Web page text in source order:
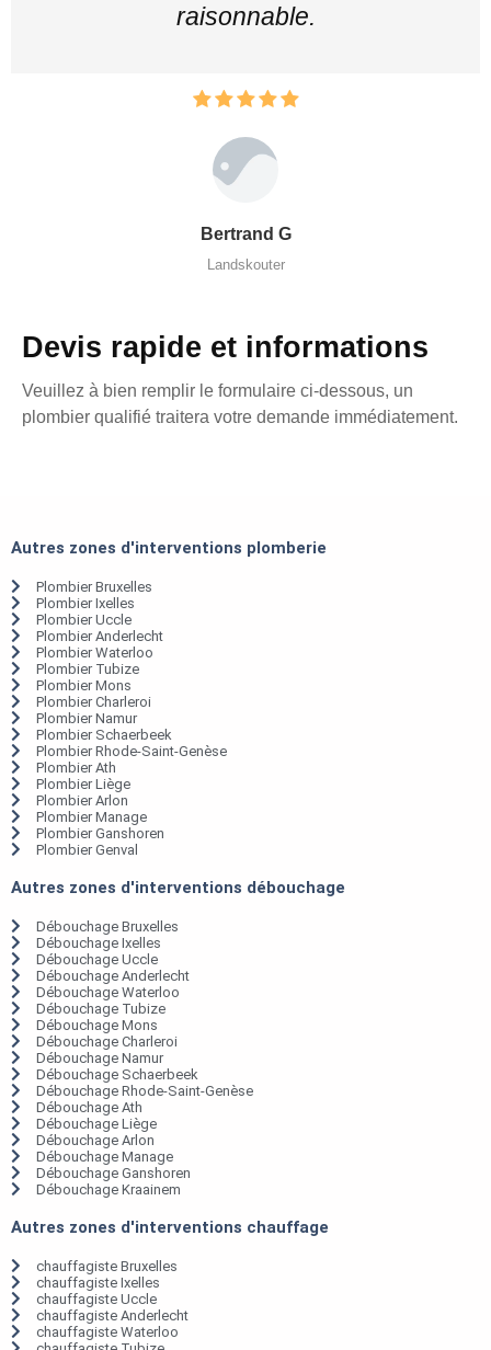
raisonnable.
Bertrand G
Landskouter
Devis rapide et informations
Veuillez à bien remplir le formulaire ci-dessous, un
plombier qualifié traitera votre demande immédiatement.
Autres zones d'interventions plomberie
Plombier Bruxelles
Plombier Ixelles
Plombier Uccle
Plombier Anderlecht
Plombier Waterloo
Plombier Tubize
Plombier Mons
Plombier Charleroi
Plombier Namur
Plombier Schaerbeek
Plombier Rhode-Saint-Genèse
Plombier Ath
Plombier Liège
Plombier Arlon
Plombier Manage
Plombier Ganshoren
Plombier Genval
Autres zones d'interventions débouchage
Débouchage Bruxelles
Débouchage Ixelles
Débouchage Uccle
Débouchage Anderlecht
Débouchage Waterloo
Débouchage Tubize
Débouchage Mons
Débouchage Charleroi
Débouchage Namur
Débouchage Schaerbeek
Débouchage Rhode-Saint-Genèse
Débouchage Ath
Débouchage Liège
Débouchage Arlon
Débouchage Manage
Débouchage Ganshoren
Débouchage Kraainem
Autres zones d'interventions chauffage
chauffagiste Bruxelles
chauffagiste Ixelles
chauffagiste Uccle
chauffagiste Anderlecht
chauffagiste Waterloo